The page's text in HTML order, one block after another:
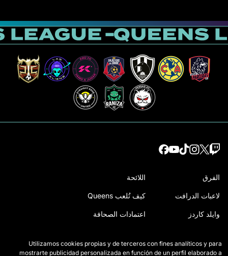
الفرق
لاعبات الدرافت
وايلد كاردز
الترتيب
اللائحة
كيف تُلعب Queens
اعتمادات الصحافة
اعمل معنا
Utilizamos cookies propias y de terceros con fines analíticos y para
mostrarte publicidad personalizada en función de un perfil elaborado a